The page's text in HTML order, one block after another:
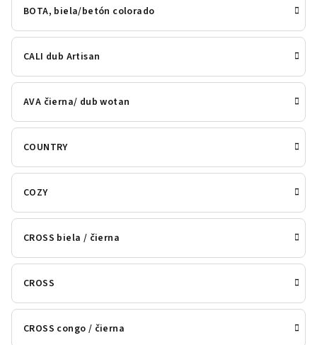
BOTA, biela/betón colorado
CALI dub Artisan
AVA čierna/ dub wotan
COUNTRY
COZY
CROSS biela / čierna
CROSS
CROSS congo / čierna